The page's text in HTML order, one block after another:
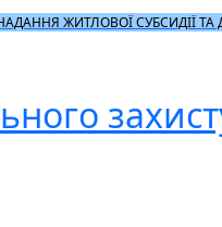
ЖИТЛОВОЇ СУБСИДІЇ ТА